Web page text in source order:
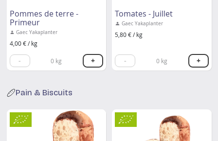
Pommes de terre -
Primeur
Gaec Yakaplanter
4,00 € / kg
- 0 kg +
Tomates - Juillet
Gaec Yakaplanter
5,80 € / kg
- 0kg +
Pain & Biscuits